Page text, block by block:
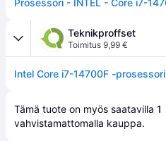
Teknikproffset
Toimitus 9,99 €
Intel Core i7-14700F -prosessori
Tämä tuote on myös saatavilla 1
vahvistamattomalla kauppa.